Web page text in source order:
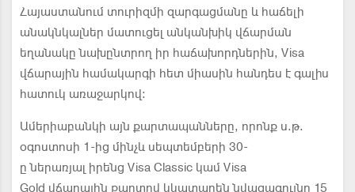
Հայաստանում տուրիզմի զարգացմանը և հաճելի
անակնկալներ մատուցել անկանխիկ վճարման
եղանակը նախընտրող իր հաճախորդներին, Visa
վճարային համակարգի հետ միասին հանդես է գալիս
հատուկ առաջարկով:
Ամերիաբանկի այն քարտապանները, որոնք ս.թ.
օգոստոսի 1-ից մինչև սեպտեմբերի 30-
ը ներառյալ իրենց Visa Classic կամ Visa
Gold վճարային քարտով կկատարեն նվազագույնը 15